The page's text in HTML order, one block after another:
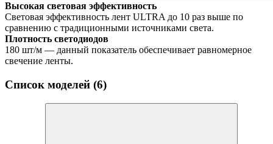
Высокая световая эффективность
Световая эффективность лент ULTRA до 10 раз выше по
сравнению с традиционными источниками света.
Плотность светодиодов
180 шт/м — данный показатель обеспечивает равномерное
свечение ленты.
Список моделей (6)